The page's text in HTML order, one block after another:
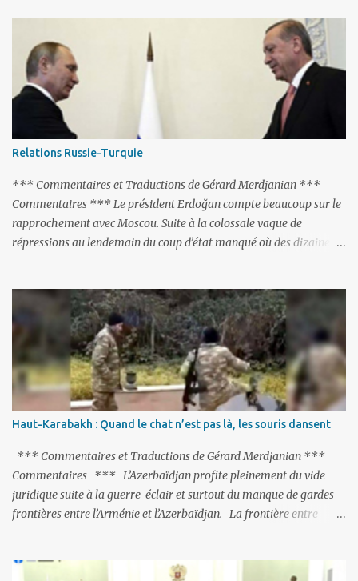
Les deux points non résolus portaient sur la renonciation aux
revendications internationales mutuelles et sur l'abstention de
déployer des représentants d'autres pays le long de la frontière
entre l'Arménie et l'Azerbaïdjan. C’est chose faite, l’Arménie a
accepté. Comme on pouvait s’y attendre, Bakou a posé de
nouvelles conditions préalables : 1- L’Arménie doit demander la
dissolution du Groupe de Minsk de l’OSCE ; 2- et surtout, elle doit
changer sa Constitution en supprimant toute allusion au
‘Karabakh’. Su...
Relations Russie-Turquie
*** Commentaires et Traductions de Gérard Merdjanian ***
Commentaires *** Le président Erdoğan compte beaucoup sur le
rapprochement avec Moscou. Suite à la colossale vague de
répressions au lendemain du coup d’état manqué où des dizaines
fermés, ses relations avec les Occidentaux se sont notablement
refroidies ; Moscou s’était abstenu de critiquer Ankara sur cette
purge massive. Avec en perspective, une épée de Damoclès
suspendue au-dessus de la tête - la fin des négociations d’adhésion
à l’UE si la peine de mort est rétablie ; Et des menaces non voilées
envers les Etats-Unis : «Si Gülen n'est pas extradé, les États-Unis
sacrifieront les relations bilatérales à cause de ce terroriste» , a
prévenu le ministre turc de la Justice, Bekir Bozdag.
Haut-Karabakh : Quand le chat n’est pas là, les souris dansent
*** Commentaires et Traductions de Gérard Merdjanian ***
Commentaires *** L’Azerbaïdjan profite pleinement du vide
juridique suite à la guerre-éclair et surtout du manque de gardes
frontières entre l’Arménie et l’Azerbaïdjan. La frontière entre
Gumri. On ne sait jamais si l’envie prenait au zigoto d’en face